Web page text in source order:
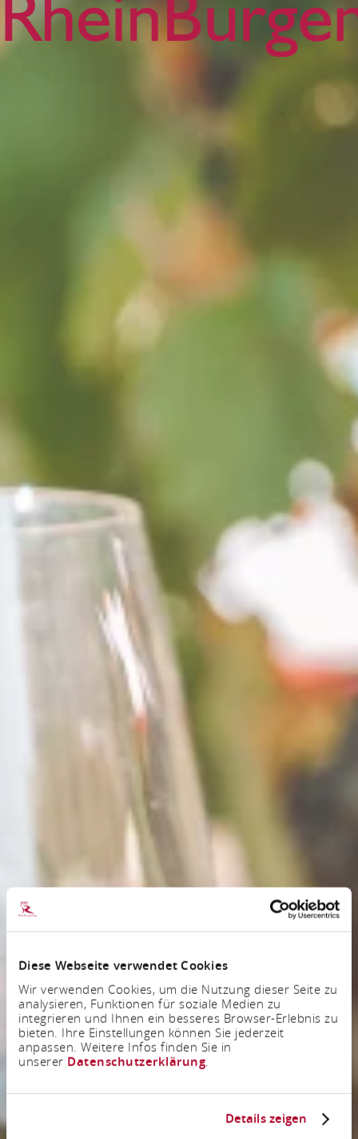
Diese Webseite verwendet Cookies
Wir verwenden Cookies, um die Nutzung dieser Seite zu
analysieren, Funktionen für soziale Medien zu
integrieren und Ihnen ein besseres Browser-Erlebnis zu
bieten. Ihre Einstellungen können Sie jederzeit
anpassen. Weitere Infos finden Sie in
unserer Datenschutzerklärung.
Details zeigen